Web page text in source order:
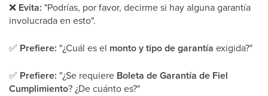
❌ Evita: "Podrías, por favor, decirme si hay alguna garantía
involucrada en esto".
✅ Prefiere: "¿Cuál es el monto y tipo de garantía exigida?"
✅ Prefiere: "¿Se requiere Boleta de Garantía de Fiel
Cumplimiento? ¿De cuánto es?"